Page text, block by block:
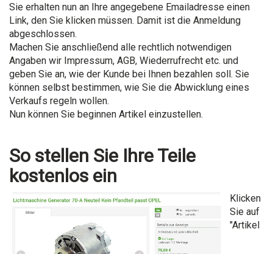
Sie erhalten nun an Ihre angegebene Emailadresse einen
Link, den Sie klicken müssen. Damit ist die Anmeldung
abgeschlossen.
Machen Sie anschließend alle rechtlich notwendigen
Angaben wir Impressum, AGB, Wiederrufrecht etc. und
geben Sie an, wie der Kunde bei Ihnen bezahlen soll. Sie
können selbst bestimmen, wie Sie die Abwicklung eines
Verkaufs regeln wollen.
Nun können Sie beginnen Artikel einzustellen.
So stellen Sie Ihre Teile
kostenlos ein
Klicken
Sie auf
"Artikel